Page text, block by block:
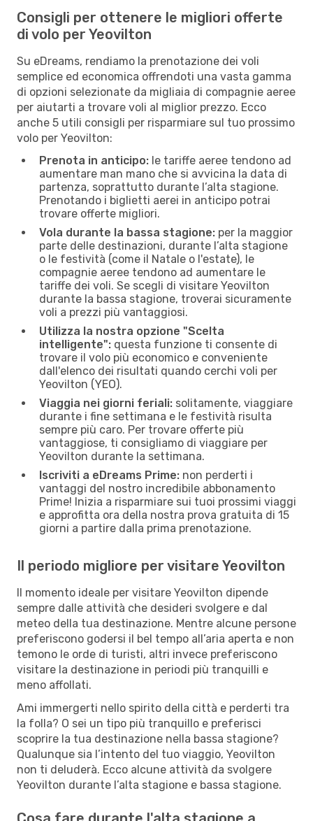
Consigli per ottenere le migliori offerte
di volo per Yeovilton
Su eDreams, rendiamo la prenotazione dei voli
semplice ed economica offrendoti una vasta gamma
di opzioni selezionate da migliaia di compagnie aeree
per aiutarti a trovare voli al miglior prezzo. Ecco
anche 5 utili consigli per risparmiare sul tuo prossimo
volo per Yeovilton:
Prenota in anticipo: le tariffe aeree tendono ad
aumentare man mano che si avvicina la data di
partenza, soprattutto durante l’alta stagione.
Prenotando i biglietti aerei in anticipo potrai
trovare offerte migliori.
Vola durante la bassa stagione: per la maggior
parte delle destinazioni, durante l’alta stagione
o le festività (come il Natale o l'estate), le
compagnie aeree tendono ad aumentare le
tariffe dei voli. Se scegli di visitare Yeovilton
durante la bassa stagione, troverai sicuramente
voli a prezzi più vantaggiosi.
Utilizza la nostra opzione "Scelta
intelligente": questa funzione ti consente di
trovare il volo più economico e conveniente
dall'elenco dei risultati quando cerchi voli per
Yeovilton (YEO).
Viaggia nei giorni feriali: solitamente, viaggiare
durante i fine settimana e le festività risulta
sempre più caro. Per trovare offerte più
vantaggiose, ti consigliamo di viaggiare per
Yeovilton durante la settimana.
Iscriviti a eDreams Prime: non perderti i
vantaggi del nostro incredibile abbonamento
Prime! Inizia a risparmiare sui tuoi prossimi viaggi
e approfitta ora della nostra prova gratuita di 15
giorni a partire dalla prima prenotazione.
Il periodo migliore per visitare Yeovilton
Il momento ideale per visitare Yeovilton dipende
sempre dalle attività che desideri svolgere e dal
meteo della tua destinazione. Mentre alcune persone
preferiscono godersi il bel tempo all’aria aperta e non
temono le orde di turisti, altri invece preferiscono
visitare la destinazione in periodi più tranquilli e
meno affollati.
Ami immergerti nello spirito della città e perderti tra
la folla? O sei un tipo più tranquillo e preferisci
scoprire la tua destinazione nella bassa stagione?
Qualunque sia l’intento del tuo viaggio, Yeovilton
non ti deluderà. Ecco alcune attività da svolgere
Yeovilton durante l’alta stagione e bassa stagione.